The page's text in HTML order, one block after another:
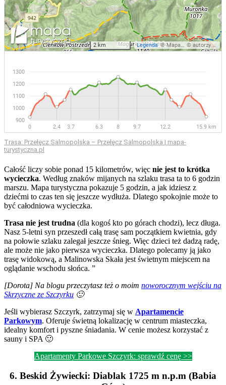
Trasa: Przełęcz Salmopolska – Przełęcz Salmopolska | mapa-
turystyczna.pl
Całość liczy sobie ponad 15 kilometrów, więc nie jest to krótka
wycieczka. Według znaków mijanych na szlaku trasa ta to 6 godzin
marszu. Mapa turystyczna pokazuje 5 godzin, a jak idziesz z
dziećmi to czas ten się jeszcze wydłuża. Dlatego spokojnie może to
być całodniowa wycieczka.
Trasa nie jest trudna (dla kogoś kto po górach chodzi), lecz długa.
Nasz 5-letni syn przeszedł całą trasę sam początkiem kwietnia, gdy
na połowie szlaku zalegał jeszcze śnieg. Więc dzieci też dadzą radę,
ale może nie jako pierwsza wycieczka. Dlatego polecamy ją jako
trasę widokową, a Malinowska Skała jest świetnym miejscem na
oglądanie wschodu słońca. ”
[Dorota] Na blogu przeczytasz też o moim noworocznym wejściu na
Skrzyczne ze Szczyrku 🙂
Jeśli wybierasz Szczyrk, zatrzymaj się w Apartamencie
Parkowym. Oferuje świetną lokalizację w centrum miasteczka,
idealny komfort i pyszne śniadania. W cenie możesz korzystać z
sauny i SPA 🙂
Apartamenty Parkowe Szczyrk: sprawdź cenę >>
6. Beskid Żywiecki: Diablak 1725 m n.p.m (Babia